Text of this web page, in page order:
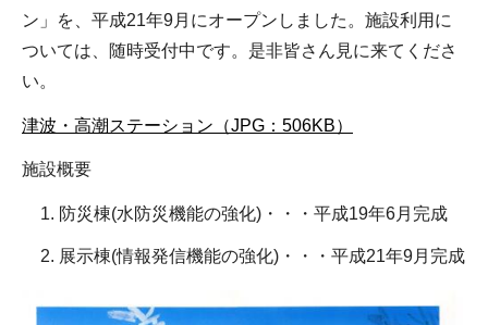
ン」を、平成21年9月にオープンしました。施設利用に
ついては、随時受付中です。是非皆さん見に来てくださ
い。
津波・高潮ステーション（JPG：506KB）
施設概要
防災棟(水防災機能の強化)・・・平成19年6月完成
展示棟(情報発信機能の強化)・・・平成21年9月完成